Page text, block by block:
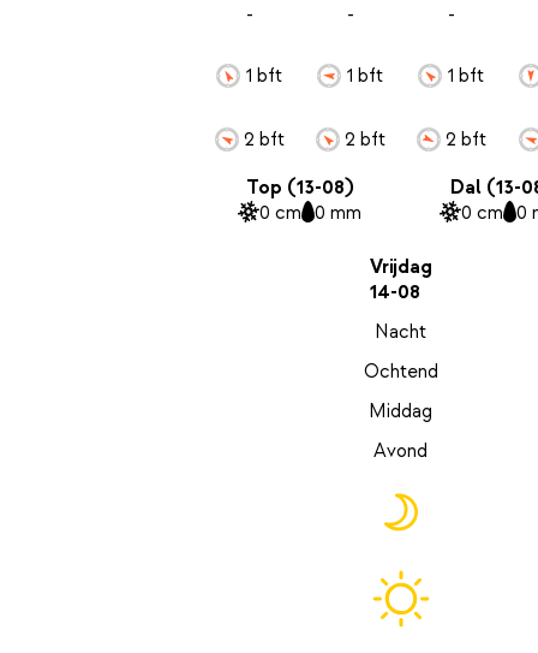
-
1 bft
2 bft
-
1 bft
2 bft
-
1 bft
2 bft
Top (13-08)
0 cm 0 mm
Dal (13-
0 cm 0
Vrijdag
14-08
Nacht
Ochtend
Middag
Avond